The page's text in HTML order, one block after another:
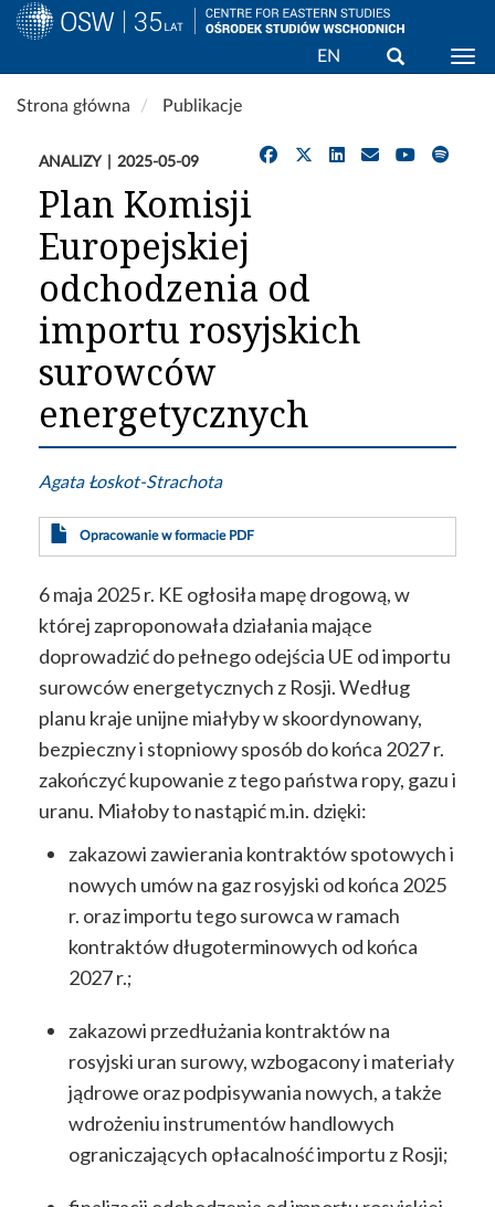
Przejdź
do
EN Wyszukaj
Strona główna Publikacje
ANALIZY 2025-05-09
Plan Komisji
Europejskiej
odchodzenia od
importu rosyjskich
surowców
energetycznych
Agata Łoskot-Strachota
Opracowanie w formacie PDF
6 maja 2025 r. KE ogłosiła mapę drogową, w
której zaproponowała działania mające
doprowadzić do pełnego odejścia UE od importu
surowców energetycznych z Rosji. Według
planu kraje unijne miałyby w skoordynowany,
bezpieczny i stopniowy sposób do końca 2027 r.
zakończyć kupowanie z tego państwa ropy, gazu i
uranu. Miałoby to nastąpić m.in. dzięki:
zakazowi zawierania kontraktów spotowych i
nowych umów na gaz rosyjski od końca 2025
r. oraz importu tego surowca w ramach
kontraktów długoterminowych od końca
2027 r.;
zakazowi przedłużania kontraktów na
rosyjski uran surowy, wzbogacony i materiały
jądrowe oraz podpisywania nowych, a także
wdrożeniu instrumentów handlowych
ograniczających opłacalność importu z Rosji;